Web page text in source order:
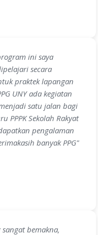
ini saya
secara
praktek lapangan
UNY ada kegiatan
satu jalan bagi
PPPK Sekolah Rakyat
pengalaman
banyak PPG"
bemakna,